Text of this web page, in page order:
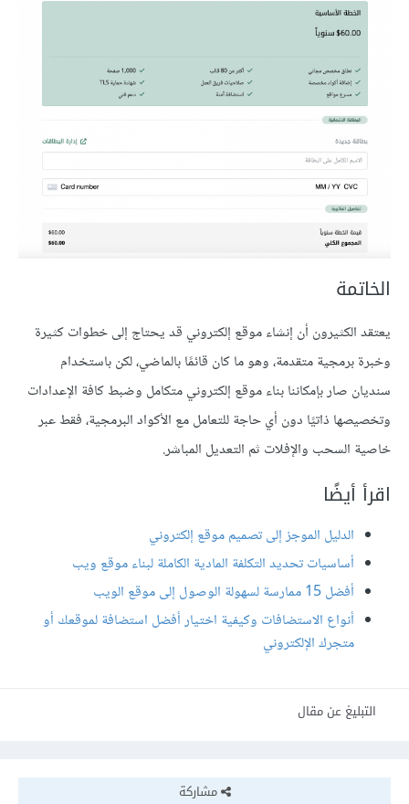
الخاتمة
يعتقد الكثيرون أن إنشاء موقع إلكتروني قد يحتاج إلى خطوات كثيرة
وخبرة برمجية متقدمة، وهو ما كان قائمًا بالماضي، لكن باستخدام
سنديان صار بإمكاننا بناء موقع إلكتروني متكامل وضبط كافة الإعدادات
وتخصيصها ذاتيًا دون أي حاجة للتعامل مع الأكواد البرمجية، فقط عبر
خاصية السحب والإفلات ثم التعديل المباشر.
اقرأ أيضًا
الدليل الموجز إلى تصميم موقع إلكتروني
أساسيات تحديد التكلفة المادية الكاملة لبناء موقع ويب
أفضل 15 ممارسة لسهولة الوصول إلى موقع الويب
أنواع الاستضافات وكيفية اختيار أفضل استضافة لموقعك أو
متجرك الإلكتروني
التبليغ عن مقال
مشاركة